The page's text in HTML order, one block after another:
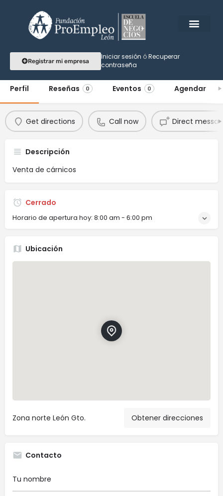
Registrar mi empresa
Iniciar sesión óRecuperar
contraseña
Gourmeat House
Ponemos toda la carne en el asador
Perfil Reseñas 0 Eventos 0 Agendar
Get directions Call now Direct
Descripción
Venta de cárnicos
Cerrado
Horario de apertura hoy: 8:00 am - 6:00 pm
Ubicación
Zona norte León Gto. Obtener direcciones
Contacto